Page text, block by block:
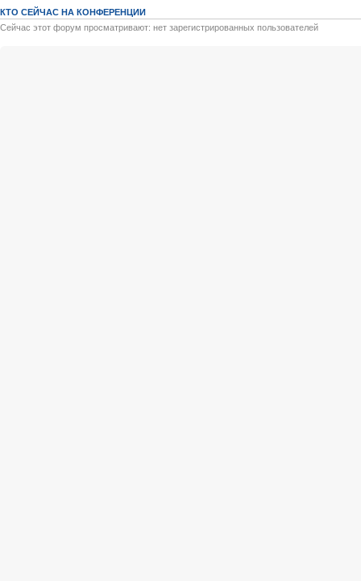
КТО СЕЙЧАС НА КОНФЕРЕНЦИИ
Сейчас этот форум просматривают: нет зарегистрированных пользователей